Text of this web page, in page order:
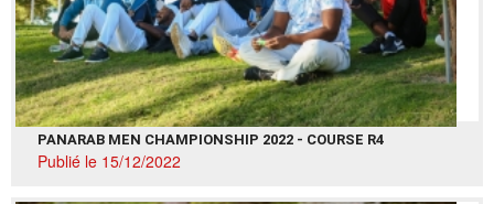
PANARAB MEN CHAMPIONSHIP 2022 - COURSE R4
Publié le 15/12/2022